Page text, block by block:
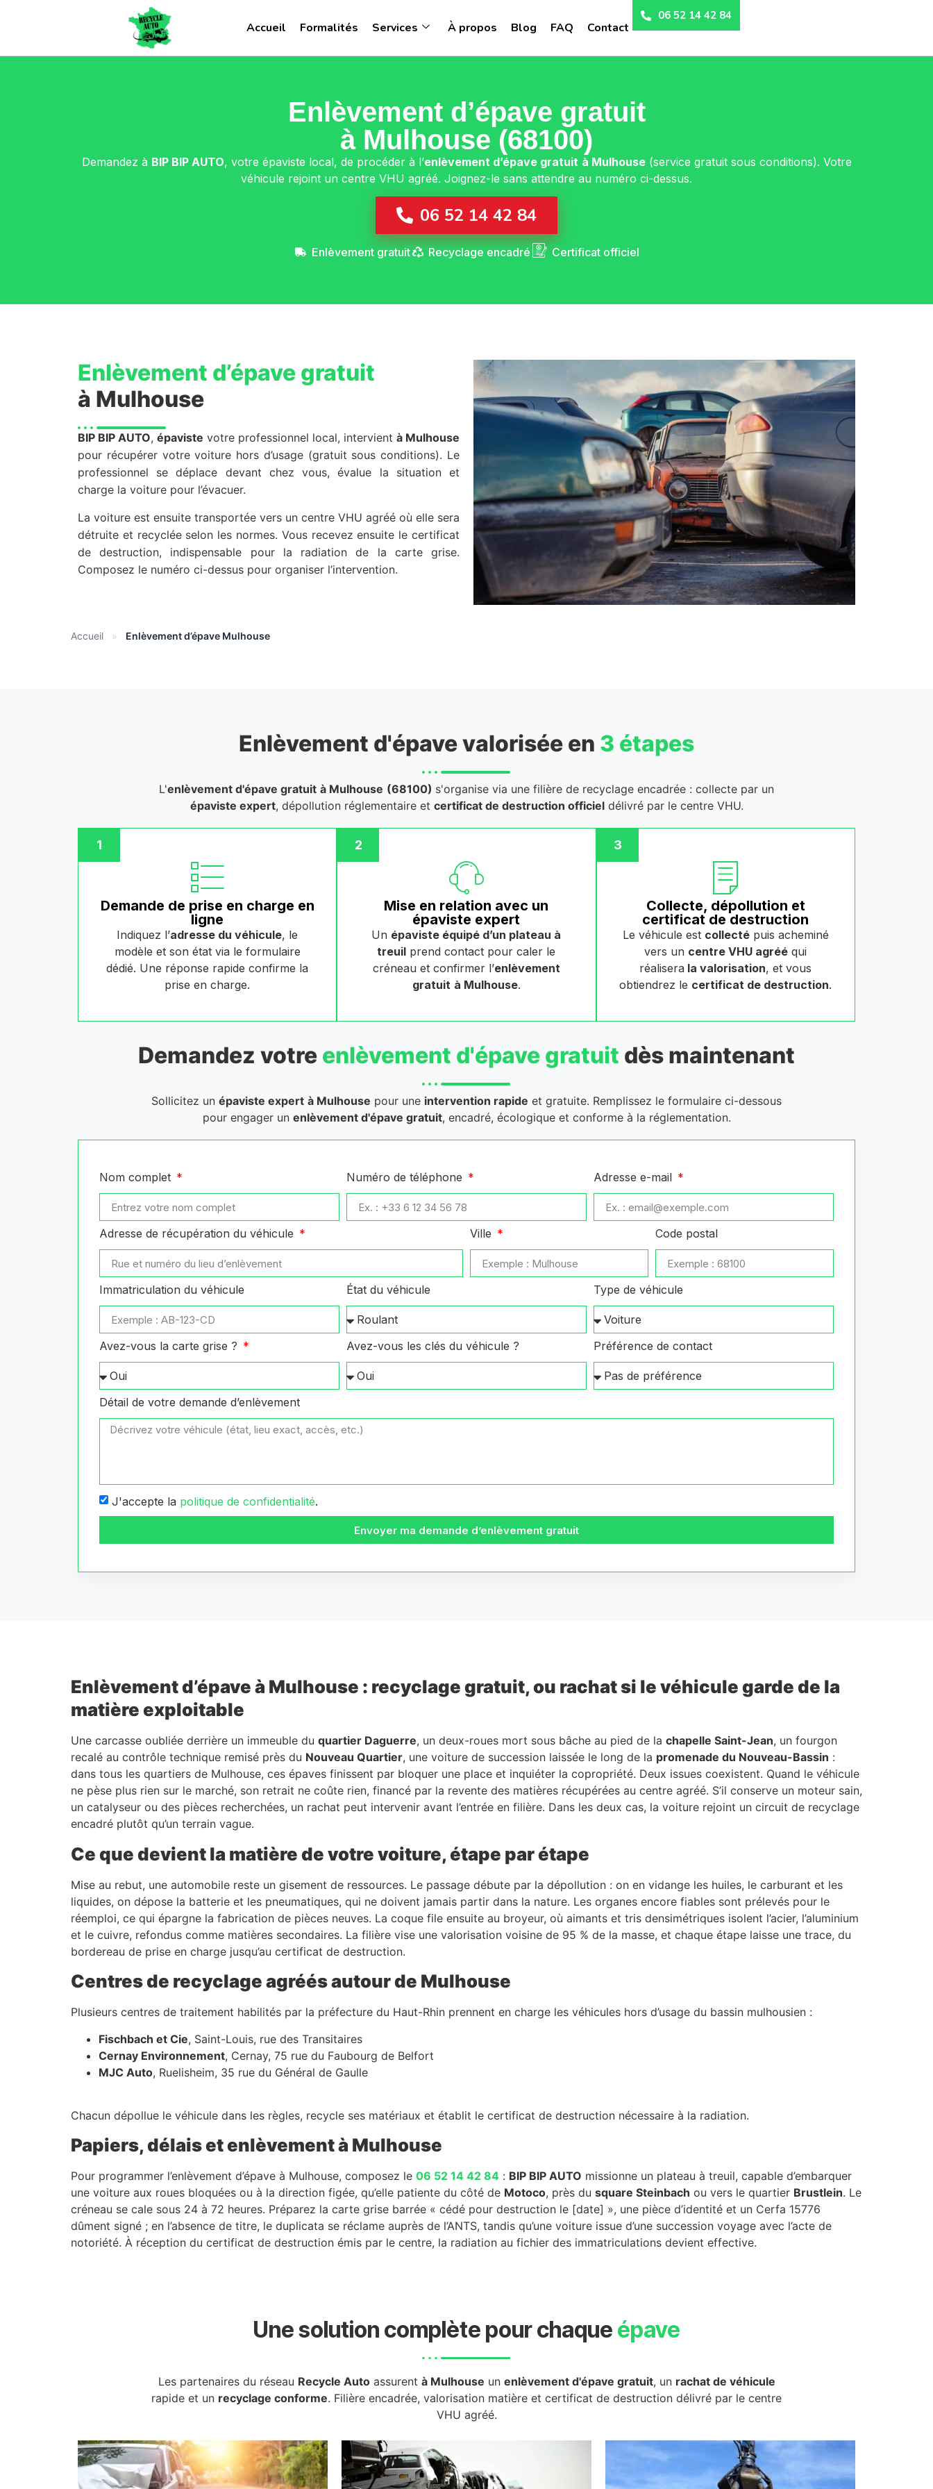
Accueil Formalités Services À propos Blog FAQ Contact
06 52 14 42 84
Enlèvement d’épave gratuit
à Mulhouse (68100)
Demandez à BIP BIP AUTO, votre épaviste local, de procéder à l’enlèvement d’épave gratuit à Mulhouse(service gratuit sous conditions). Votre
véhicule rejoint un centre VHU agréé. Joignez-le sans attendre au numéro ci-dessus.
06 52 14 42 84
Enlèvement gratuit Recyclage encadré Certificat officiel
Enlèvement d’épave gratuit
à Mulhouse
BIP BIP AUTO, épaviste votre professionnel local, intervient à Mulhouse
pour récupérer votre voiture hors d’usage (gratuit sous conditions). Le
professionnel se déplace devant chez vous, évalue la situation et
charge la voiture pour l’évacuer.
La voiture est ensuite transportée vers un centre VHU agréé où elle sera
détruite et recyclée selon les normes. Vous recevez ensuite le certificat
de destruction, indispensable pour la radiation de la carte grise.
Composez le numéro ci-dessus pour organiser l’intervention.
Accueil » Enlèvement d’épave Mulhouse
Enlèvement d'épave valorisée en 3 étapes
L'enlèvement d'épave gratuit à Mulhouse (68100) s'organise via une filière de recyclage encadrée : collecte par un
épaviste expert, dépollution réglementaire et certificat de destruction officieldélivré par le centre VHU.
1
Demande de prise en charge en
ligne
Indiquez l’adresse du véhicule, le
modèle et son état via le formulaire
dédié. Une réponse rapide confirme la
prise en charge.
2
Mise en relation avec un
épaviste expert
Un épaviste équipé d’un plateau à
treuil prend contact pour caler le
créneau et confirmer l’enlèvement
gratuit à Mulhouse.
3
Collecte, dépollution et
certificat de destruction
Le véhicule est collectépuis acheminé
vers un centre VHU agréé qui
réalisera la valorisation, et vous
obtiendrez le certificat de destruction.
Demandez votre enlèvement d'épave gratuit dès maintenant
Sollicitez un épaviste expert à Mulhouse pour une intervention rapide et gratuite. Remplissez le formulaire ci-dessous
pour engager un enlèvement d'épave gratuit, encadré, écologique et conforme à la réglementation.
Nom complet Numéro de téléphone Adresse e-mail
Adresse de récupération du véhicule Ville Code postal
Immatriculation du véhicule État du véhicule Type de véhicule
Avez-vous la carte grise ? Avez-vous les clés du véhicule ? Préférence de contact
Détail de votre demande d’enlèvement
J'accepte la politique de confidentialité.
Envoyer ma demande d’enlèvement gratuit
Enlèvement d’épave à Mulhouse : recyclage gratuit, ou rachat si le véhicule garde de la
matière exploitable
Une carcasse oubliée derrière un immeuble du quartier Daguerre, un deux-roues mort sous bâche au pied de la chapelle Saint-Jean, un fourgon
recalé au contrôle technique remisé près du Nouveau Quartier, une voiture de succession laissée le long de la promenade du Nouveau-Bassin :
dans tous les quartiers de Mulhouse, ces épaves finissent par bloquer une place et inquiéter la copropriété. Deux issues coexistent. Quand le véhicule
ne pèse plus rien sur le marché, son retrait ne coûte rien, financé par la revente des matières récupérées au centre agréé. S’il conserve un moteur sain,
un catalyseur ou des pièces recherchées, un rachat peut intervenir avant l’entrée en filière. Dans les deux cas, la voiture rejoint un circuit de recyclage
encadré plutôt qu’un terrain vague.
Ce que devient la matière de votre voiture, étape par étape
Mise au rebut, une automobile reste un gisement de ressources. Le passage débute par la dépollution : on en vidange les huiles, le carburant et les
liquides, on dépose la batterie et les pneumatiques, qui ne doivent jamais partir dans la nature. Les organes encore fiables sont prélevés pour le
réemploi, ce qui épargne la fabrication de pièces neuves. La coque file ensuite au broyeur, où aimants et tris densimétriques isolent l’acier, l’aluminium
et le cuivre, refondus comme matières secondaires. La filière vise une valorisation voisine de 95 % de la masse, et chaque étape laisse une trace, du
bordereau de prise en charge jusqu’au certificat de destruction.
Centres de recyclage agréés autour de Mulhouse
Plusieurs centres de traitement habilités par la préfecture du Haut-Rhin prennent en charge les véhicules hors d’usage du bassin mulhousien :
Fischbach et Cie, Saint-Louis, rue des Transitaires
Cernay Environnement, Cernay, 75 rue du Faubourg de Belfort
MJC Auto, Ruelisheim, 35 rue du Général de Gaulle
Chacun dépollue le véhicule dans les règles, recycle ses matériaux et établit le certificat de destruction nécessaire à la radiation.
Papiers, délais et enlèvement à Mulhouse
Pour programmer l’enlèvement d’épave à Mulhouse, composez le 06 52 14 42 84 : BIP BIP AUTO missionne un plateau à treuil, capable d’embarquer
une voiture aux roues bloquées ou à la direction figée, qu’elle patiente du côté de Motoco, près du square Steinbach ou vers le quartier Brustlein. Le
créneau se cale sous 24 à 72 heures. Préparez la carte grise barrée « cédé pour destruction le [date] », une pièce d’identité et un Cerfa 15776
dûment signé ; en l’absence de titre, le duplicata se réclame auprès de l’ANTS, tandis qu’une voiture issue d’une succession voyage avec l’acte de
notoriété. À réception du certificat de destruction émis par le centre, la radiation au fichier des immatriculations devient effective.
Une solution complète pour chaque épave
Les partenaires du réseau Recycle Autoassurent à Mulhouse un enlèvement d'épave gratuit, un rachat de véhicule
rapide et un recyclage conforme. Filière encadrée, valorisation matière et certificat de destruction délivré par le centre
VHU agréé.